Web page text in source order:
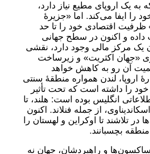
به یک اروپای مطیع نیاز دارد،
را ایفا می‌کند. اما «جزیرۀ
ظرفیت اقتصادی خود را تا حد
داده و اکنون در سطح جهانی
یک مرکز مالی وجود دارد، نقشی
«جهان اکثریت» و زیرساخت
آن رو به کاهش خواهد
اروپا، لندن همواره منطقۀ سنتی
خود را داشته است که تحت تأثیر
انگلیس بوده است: هلند، تا
از جمله فنلاند. اکنون
در تلاشند تا اوکراین و لهستان را
بچسبانند.
و راهبردشان، جهان نه